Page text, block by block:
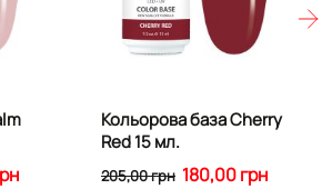
Кольорова база Cherry
Red 15 мл.
180,00 грн
205,00 грн